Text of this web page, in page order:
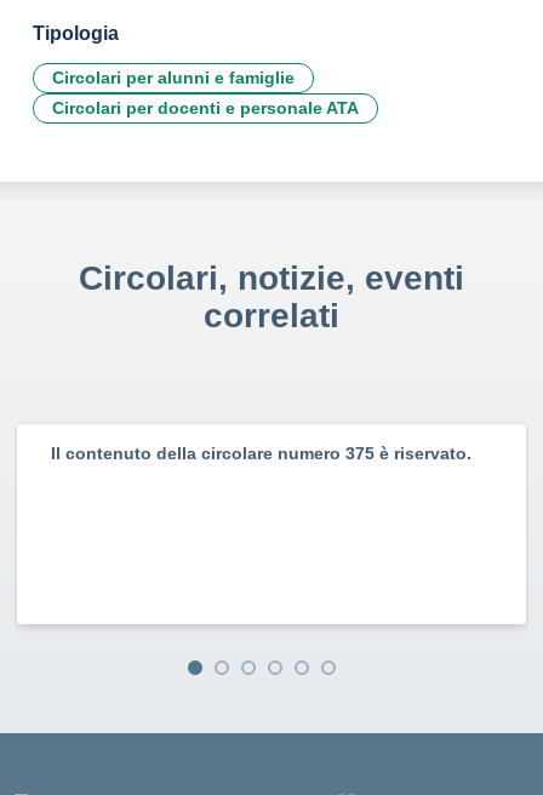
Tipologia
Circolari per alunni e famiglie
Circolari per docenti e personale ATA
Circolari, notizie, eventi
correlati
Il contenuto della circolare numero 375 è riservato.